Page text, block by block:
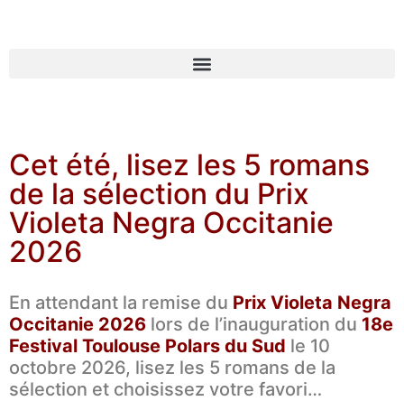
Cet été, lisez les 5 romans
de la sélection du Prix
Violeta Negra Occitanie
2026
En attendant la remise du Prix Violeta Negra
Occitanie 2026 lors de l’inauguration du 18e
Festival Toulouse Polars du Sud le 10
octobre 2026, lisez les 5 romans de la
sélection et choisissez votre favori…